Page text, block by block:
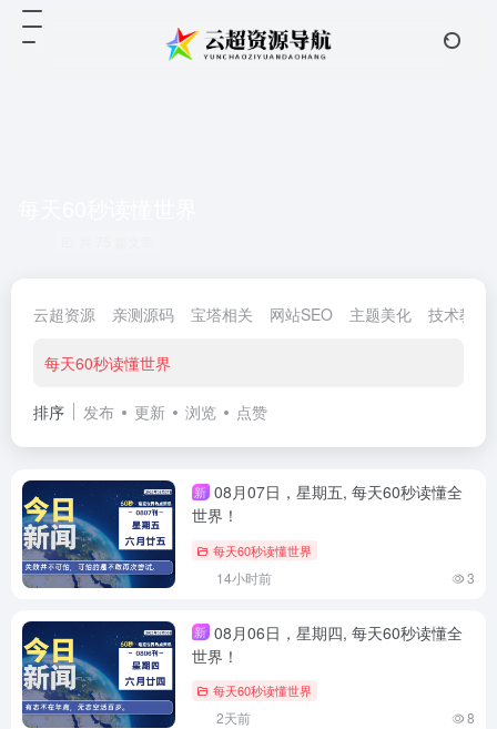
云超资源 亲测源码 宝塔相关 网站SEO 主题美化 技术教程
每天60秒读懂世界
排序 发布 更新 浏览 点赞
新 08月07日，星期五, 每天60秒读懂全
世界！
每天60秒读懂世界
14小时前 3
新 08月06日，星期四, 每天60秒读懂全
世界！
每天60秒读懂世界
2天前 8